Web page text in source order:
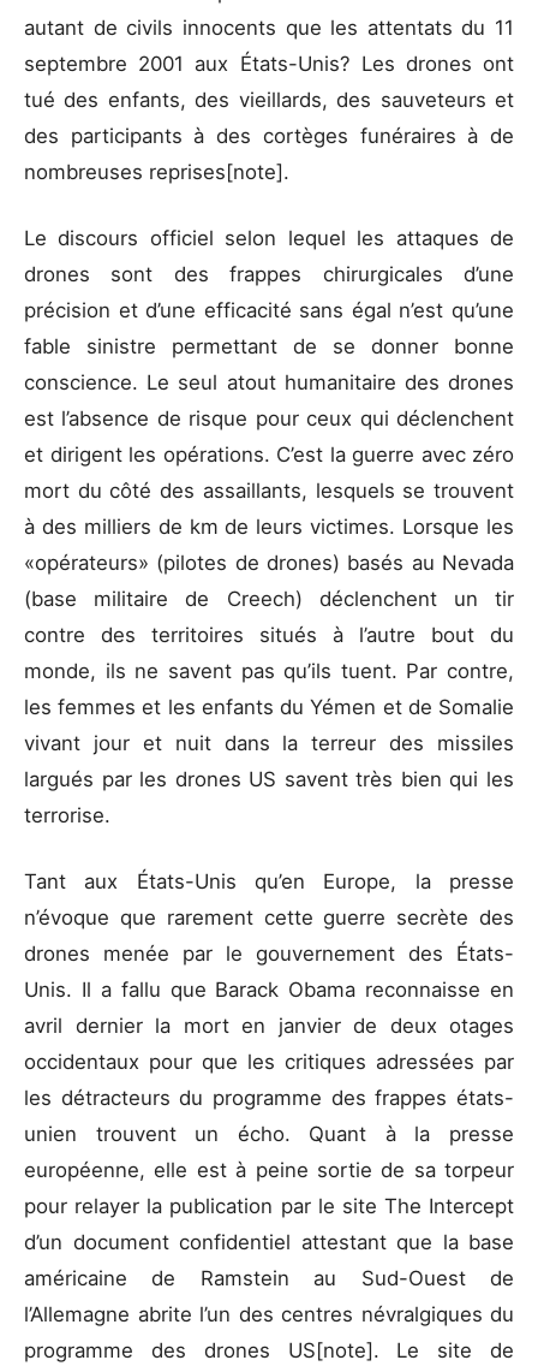
autant de civils innocents que les attentats du 11
septembre 2001 aux États-Unis? Les drones ont
tué des enfants, des vieillards, des sauveteurs et
des participants à des cortèges funéraires à de
nombreuses reprises[note].
Le discours officiel selon lequel les attaques de
drones sont des frappes chirurgicales d’une
précision et d’une efficacité sans égal n’est qu’une
fable sinistre permettant de se donner bonne
conscience. Le seul atout humanitaire des drones
est l’absence de risque pour ceux qui déclenchent
et dirigent les opérations. C’est la guerre avec zéro
mort du côté des assaillants, lesquels se trouvent
à des milliers de km de leurs victimes. Lorsque les
«opérateurs» (pilotes de drones) basés au Nevada
(base militaire de Creech) déclenchent un tir
contre des territoires situés à l’autre bout du
monde, ils ne savent pas qu’ils tuent. Par contre,
les femmes et les enfants du Yémen et de Somalie
vivant jour et nuit dans la terreur des missiles
largués par les drones US savent très bien qui les
terrorise.
Tant aux États-Unis qu’en Europe, la presse
n’évoque que rarement cette guerre secrète des
drones menée par le gouvernement des États-
Unis. Il a fallu que Barack Obama reconnaisse en
avril dernier la mort en janvier de deux otages
occidentaux pour que les critiques adressées par
les détracteurs du programme des frappes états-
unien trouvent un écho. Quant à la presse
européenne, elle est à peine sortie de sa torpeur
pour relayer la publication par le site The Intercept
d’un document confidentiel attestant que la base
américaine de Ramstein au Sud-Ouest de
l’Allemagne abrite l’un des centres névralgiques du
programme des drones US[note]. Le site de